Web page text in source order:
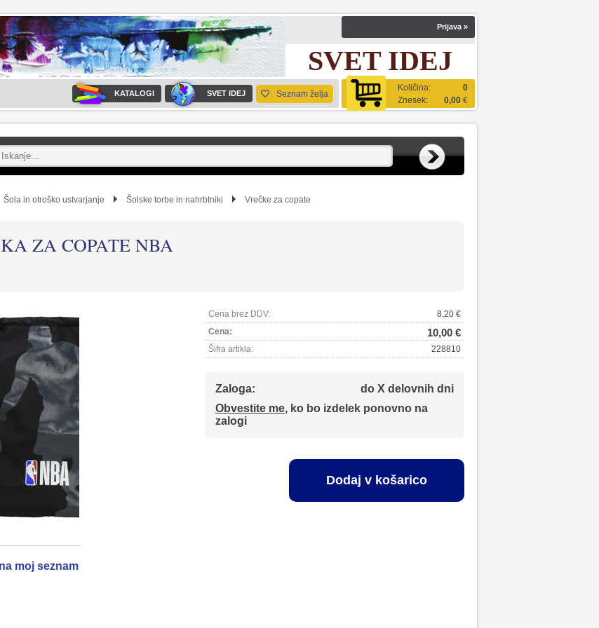
Prijava »
SVET IDEJ
Količina:
0
Znesek:
0,00 €
KATALOGI SVET IDEJ Seznam želja
Šola in otroško ustvarjanje Šolske torbe in nahrbtniki Vrečke za copate
ZA COPATE NBA
moj seznam
Cena brez DDV:
8,20 €
Cena:
10,00 €
Šifra artikla: 228810
Zaloga:
do X delovnih dni
Obvestite me, ko bo izdelek ponovno na
zalogi
Dodaj v košarico